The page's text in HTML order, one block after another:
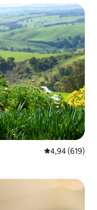
Évaluation
4,94 (619)